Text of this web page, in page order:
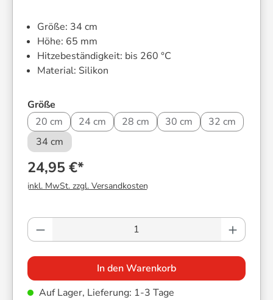
Größe: 34 cm
Höhe: 65 mm
Hitzebeständigkeit: bis 260 °C
Material: Silikon
Größe
20 cm
24 cm 28 cm 30 cm
32 cm
34 cm
24,95 €*
inkl. MwSt. zzgl. Versandkosten
Produkt Anzahl: Gib den gewünschten
In den Warenkorb
Auf Lager, Lieferung: 1-3 Tage